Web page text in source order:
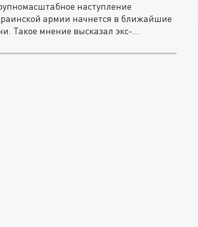
наступление
армии начнется в ближайшие
Такое мнение высказал экс-